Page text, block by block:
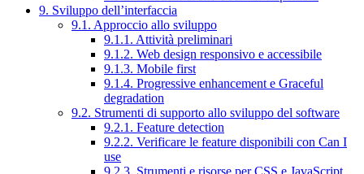
9. Sviluppo dell’interfaccia
9.1. Approccio allo sviluppo
9.1.1. Attività preliminari
9.1.2. Web design responsivo e accessibile
9.1.3. Mobile first
9.1.4. Progressive enhancement e Graceful
degradation
9.2. Strumenti di supporto allo sviluppo del software
9.2.1. Feature detection
9.2.2. Verificare le feature disponibili con Can I
use
9.2.3. Strumenti e risorse per CSS e JavaScript